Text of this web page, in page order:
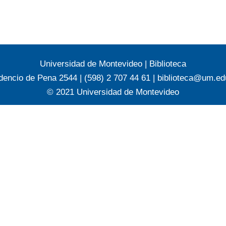
Universidad de Montevideo | Biblioteca
de Pena 2544 | (598) 2 707 44 61 |
© 2021 Universidad de Montevideo